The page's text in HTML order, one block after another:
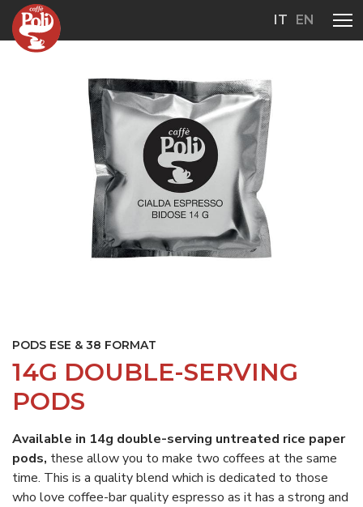
IT EN
PODS ESE & 38 FORMAT
14G DOUBLE-SERVING
PODS
Available in 14g double-serving untreated rice paper
pods, these allow you to make two coffees at the same
time. This is a quality blend which is dedicated to those
who love coffee-bar quality espresso as it has a strong and